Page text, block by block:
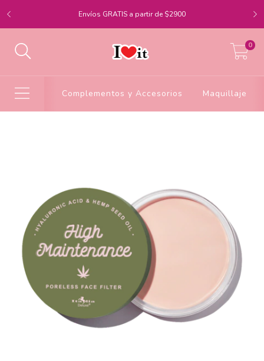
Envíos GRATIS a partir de $2900
0
Complementos y Accesorios Maquillaje